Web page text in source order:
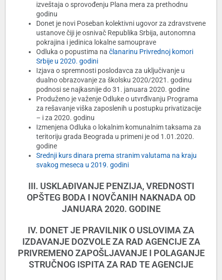
izveštaja o sprovođenju Plana mera za prethodnu
godinu
Donet je novi Poseban kolektivni ugovor za zdravstvene
ustanove čiji je osnivač Republika Srbija, autonomna
pokrajina i jedinica lokalne samouprave
Odluka o popustima na članarinu Privrednoj komori
Srbije u 2020. godini
Izjava o spremnosti poslodavca za uključivanje u
dualno obrazovanje za školsku 2020/2021. godinu
podnosi se najkasnije do 31. januara 2020. godine
Produženo je važenje Odluke o utvrđivanju Programa
za rešavanje viška zaposlenih u postupku privatizacije
– i za 2020. godinu
Izmenjena Odluka o lokalnim komunalnim taksama za
teritoriju grada Beograda u primeni je od 1.01.2020.
godine
Srednji kurs dinara prema stranim valutama na kraju
svakog meseca u 2019. godini
III. USKLAĐIVANJE PENZIJA, VREDNOSTI
OPŠTEG BODA I NOVČANIH NAKNADA OD
JANUARA 2020. GODINE
IV. DONET JE PRAVILNIK O USLOVIMA ZA
IZDAVANJE DOZVOLE ZA RAD AGENCIJE ZA
PRIVREMENO ZAPOŠLJAVANJE I POLAGANJE
STRUČNOG ISPITA ZA RAD TE AGENCIJE